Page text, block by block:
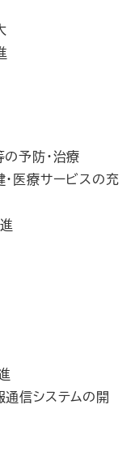
予防・治療
医療サービスの充
信システムの開